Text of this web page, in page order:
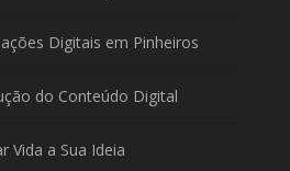
Digitais em Pinheiros
do Conteúdo Digital
Vida a Sua Ideia